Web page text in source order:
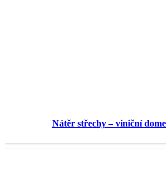
Nátěr střechy – viniční